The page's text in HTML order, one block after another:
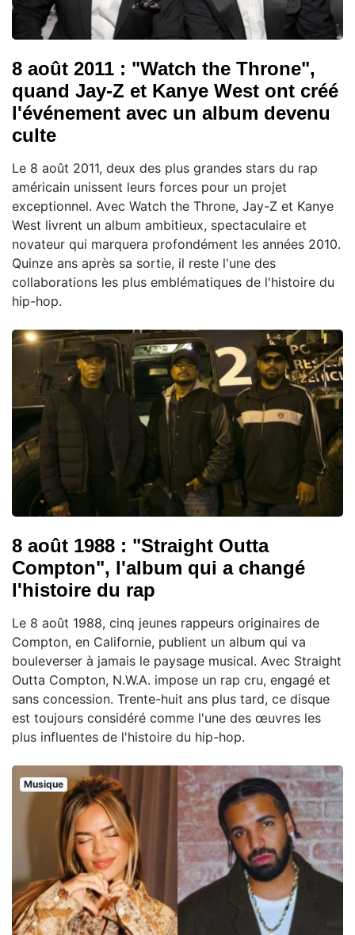
8 août 2011 : "Watch the Throne",
quand Jay-Z et Kanye West ont créé
l'événement avec un album devenu
culte
Le 8 août 2011, deux des plus grandes stars du rap
américain unissent leurs forces pour un projet
exceptionnel. Avec Watch the Throne, Jay-Z et Kanye
West livrent un album ambitieux, spectaculaire et
novateur qui marquera profondément les années 2010.
Quinze ans après sa sortie, il reste l'une des
collaborations les plus emblématiques de l'histoire du
hip-hop.
8 août 1988 : "Straight Outta
Compton", l'album qui a changé
l'histoire du rap
Le 8 août 1988, cinq jeunes rappeurs originaires de
Compton, en Californie, publient un album qui va
bouleverser à jamais le paysage musical. Avec Straight
Outta Compton, N.W.A. impose un rap cru, engagé et
sans concession. Trente-huit ans plus tard, ce disque
est toujours considéré comme l'une des œuvres les
plus influentes de l'histoire du hip-hop.
Musique